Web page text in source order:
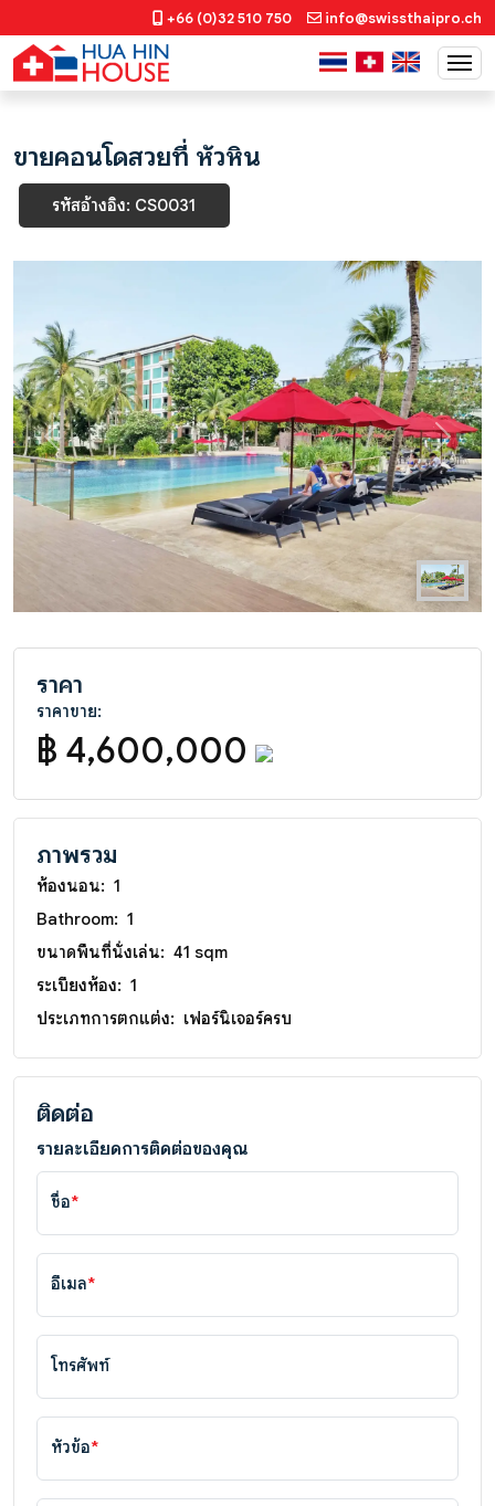
+66 (0)32 510 750 info@swissthaipro.ch
ขายคอนโดสวยที่ หัวหิน
รหัสอ้างอิง: CS0031
Previous Next
ราคา
ราคาขาย:
฿ 4,600,000
ภาพรวม
ห้องนอน: 1
Bathroom: 1
ขนาดพื้นที่นั่งเล่น: 41 sqm
ระเบียงห้อง: 1
ประเภทการตกแต่ง: เฟอร์นิเจอร์ครบ
ติดต่อ
รายละเอียดการติดต่อของคุณ
ชื่อ*
อีเมล*
โทรศัพท์
หัวข้อ*